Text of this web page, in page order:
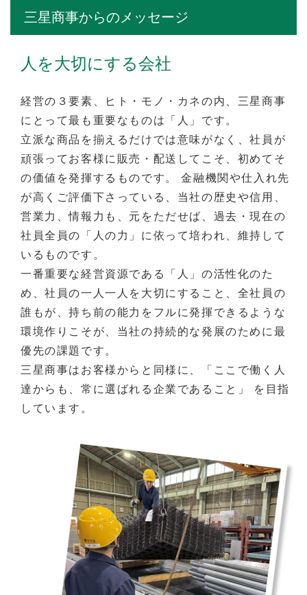
三星商事からのメッセージ
人を大切にする会社
経営の３要素、ヒト・モノ・カネの内、三星商事
にとって最も重要なものは「人」です。
立派な商品を揃えるだけでは意味がなく、社員が
頑張ってお客様に販売・配送してこそ、初めてそ
の価値を発揮するものです。 金融機関や仕入れ先
が高くご評価下さっている、当社の歴史や信用、
営業力、情報力も、元をただせば、過去・現在の
社員全員の「人の力」に依って培われ、維持して
いるものです。
一番重要な経営資源である「人」の活性化のた
め、社員の一人一人を大切にすること、全社員の
誰もが、持ち前の能力をフルに発揮できるような
環境作りこそが、当社の持続的な発展のために最
優先の課題です。
三星商事はお客様からと同様に、「ここで働く人
達からも、常に選ばれる企業であること」 を目指
しています。